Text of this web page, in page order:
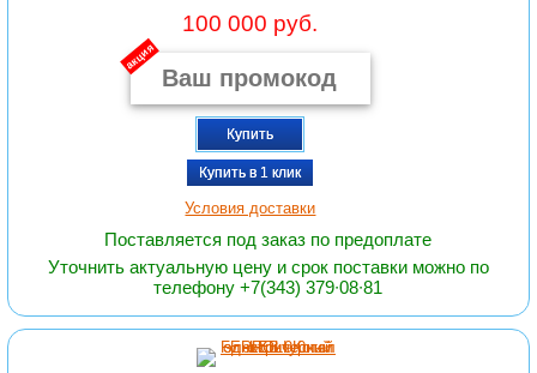
100 000 руб.
акция
Купить
Купить в 1 клик
Условия доставки
Поставляется под заказ по предоплате
Уточнить актуальную цену и срок поставки можно по
телефону +7(343) 379∙08∙81